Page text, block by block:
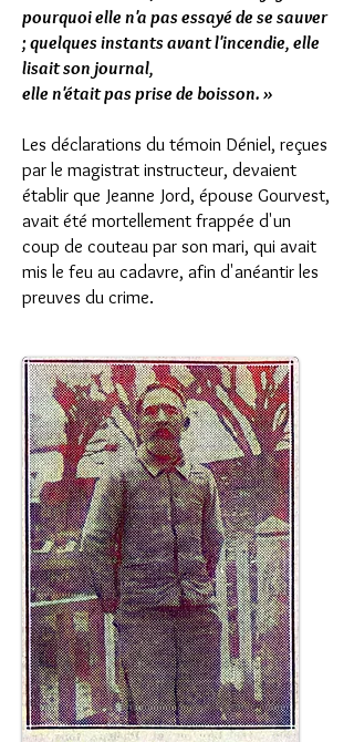
pourquoi elle n'a pas essayé de se sauver
;quelques instants avant l'incendie, elle
lisait son journal,
elle n'était pas prise de boisson. »
Les déclarations du témoin Déniel, reçues
par le magistrat instructeur, devaient
établir que Jeanne Jord, épouse Gourvest,
avait été mortellement frappée d'un
coup de couteau par son mari, qui avait
mis le feu au cadavre, afin d'anéantir les
preuves du crime.